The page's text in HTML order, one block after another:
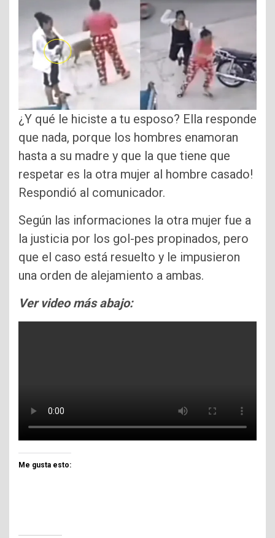
¿Y qué le hiciste a tu esposo? Ella responde
que nada, porque los hombres enamoran
hasta a su madre y que la que tiene que
respetar es la otra mujer al hombre casado!
Respondió al comunicador.
Según las informaciones la otra mujer fue a
la justicia por los gol-pes propinados, pero
que el caso está resuelto y le impusieron
una orden de alejamiento a ambas.
Ver video más abajo:
Me gusta esto: